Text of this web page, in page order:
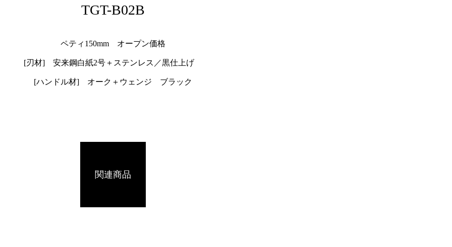
TGT-B02B
ペティ150mm オープン価格
[刃材] 安来鋼白紙2号＋ステンレス／黒仕上げ
[ハンドル材] オーク＋ウェンジ ブラック
関連商品